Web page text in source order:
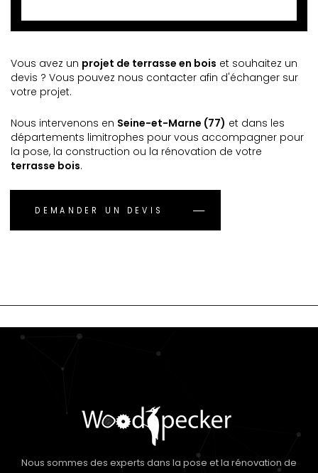
Vous avez un projet de terrasse en bois et souhaitez un
devis ? Vous pouvez nous contacter afin d'échanger sur
votre projet.
Nous intervenons en Seine-et-Marne (77) et dans les
départements limitrophes pour vous accompagner pour
la pose, la construction ou la rénovation de votre
terrasse bois.
DEMANDER UN DEVIS
Nous sommes des experts dans la pose et la rénovation de